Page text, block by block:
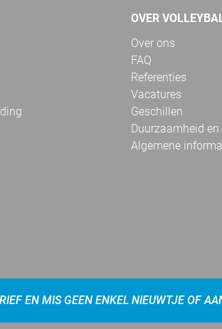
OVER
Over ons
FAQ
Referenties
Vacatures
Geschillen
Duurzaamheid
Algemene
EN MIS GEEN ENKEL NIEUWTJE OF